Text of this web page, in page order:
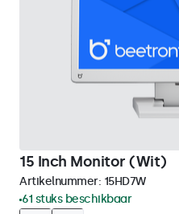
15 Inch Monitor (Wit)
Artikelnummer: 15HD7W
61 stuks beschikbaar